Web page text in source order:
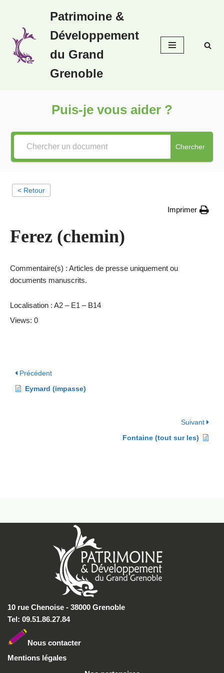
au
contenu
Patrimoine &
Développement
du Grand
Grenoble
Puis-je vous aider ?
Chercher
< Retour
Imprimer
Ferez (chemin)
Commentaire(s) : Articles de presse uniquement ou
documents manuscrits.
Localisation : A2 – E1 – B14
Views: 0
Précédent
Eymard (impasse)
Suivant
Fontaine (tout sur les)
10 rue Chenoise - 38000 Grenoble
Tel: 09.51.86.27.84
Nous contacter
Mentions légales